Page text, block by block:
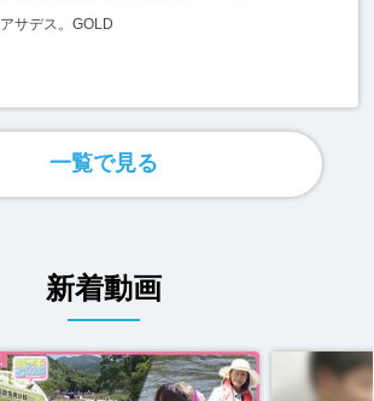
アサデス。GOLD
一覧で見る
新着動画